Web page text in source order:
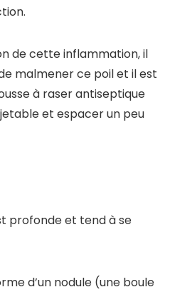
de cette inflammation, il
malmener ce poil et il est
à raser antiseptique
et espacer un peu
profonde et tend à se
d’un nodule (une boule